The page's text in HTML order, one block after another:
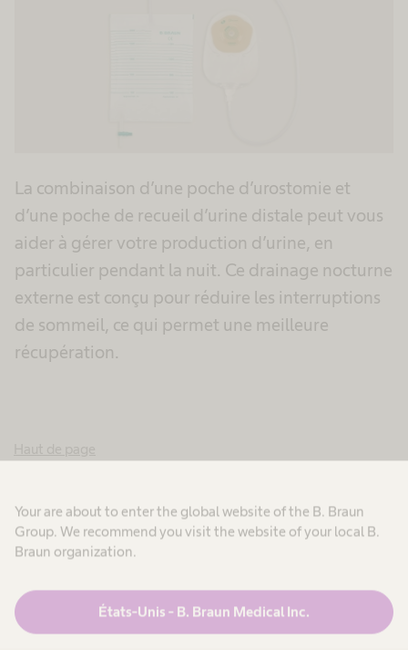
Your are about to enter the global website of the B. Braun
Group. We recommend you visit the website of your local B.
Braun organization.
États-Unis - B. Braun Medical Inc.
La combinaison d’une poche d’urostomie et
d’une poche de recueil d’urine distale peut vous
aider à gérer votre production d’urine, en
particulier pendant la nuit. Ce drainage nocturne
externe est conçu pour réduire les interruptions
de sommeil, ce qui permet une meilleure
récupération.
Poches d’urostomie
Système 1-pièce
Dans le cas d’un système en une seule pièce, la